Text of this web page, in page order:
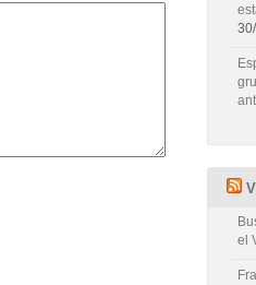
el